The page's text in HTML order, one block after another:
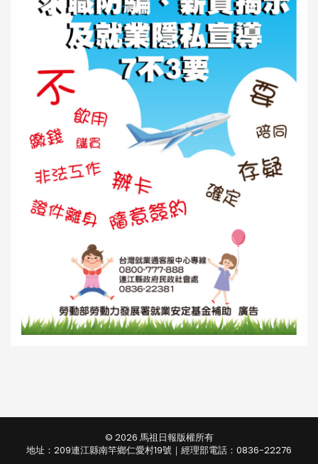
© 2026 馬祖日報版權所有
地址：209連江縣南竿鄉仁愛村19號｜經理部電話：0836-22276